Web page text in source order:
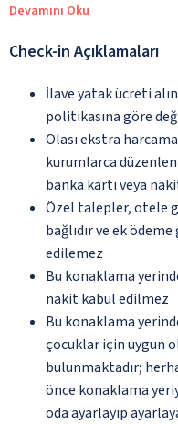
Devamını Oku
Check-in Açıklamaları
İlave yatak ücreti
politikasına göre
Olası ekstra
kurumlarca
banka kartı veya
Özel talepler, otele
bağlıdır ve ek
edilemez
Bu konaklama
nakit kabul edilmez
Bu konaklama
çocuklar için uygun
bulunmaktadır;
önce konaklama
oda ayarlayıp